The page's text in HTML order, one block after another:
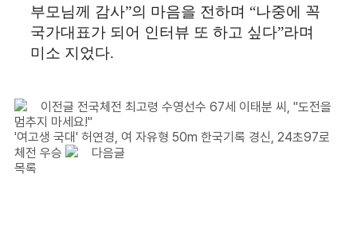
부모님께 감사”의 마음을 전하며 “나중에 꼭
국가대표가 되어 인터뷰 또 하고 싶다”라며
미소 지었다.
이전글 전국체전 최고령 수영선수 67세 이태분 씨, "도전을
멈추지 마세요!"
'여고생 국대' 허연경, 여 자유형 50m 한국기록 경신, 24초97로
체전 우승
다음글
목록